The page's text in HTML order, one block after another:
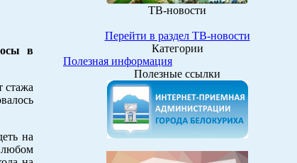
в
стажа
на
любом
ТВ-новости
Перейти в раздел ТВ-новости
Категории
Полезная информация
Полезные ссылки